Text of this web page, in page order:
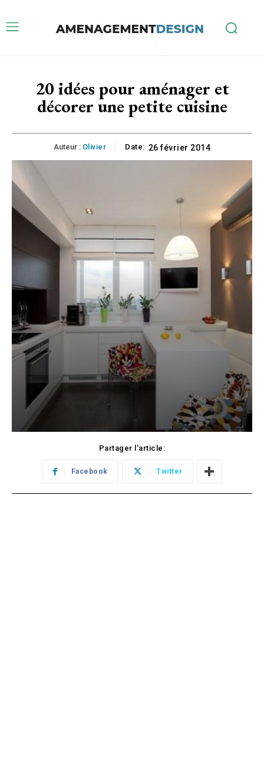
20 idées pour aménager et
décorer une petite cuisine
Auteur : Olivier Date: 26 février 2014
Partager l'article:
Facebook Twitter